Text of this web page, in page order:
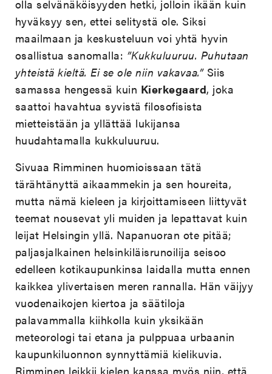
olla selvänäköisyyden hetki, jolloin ikään kuin
hyväksyy sen, ettei selitystä ole. Siksi
maailmaan ja keskusteluun voi yhtä hyvin
osallistua sanomalla: ”Kukkuluuruu. Puhutaan
yhteistä kieltä. Ei se ole niin vakavaa.”Siis
samassa hengessä kuin Kierkegaard, joka
saattoi havahtua syvistä filosofisista
mietteistään ja yllättää lukijansa
huudahtamalla kukkuluuruu.
Sivuaa Rimminen huomioissaan tätä
tärähtänyttä aikaammekin ja sen houreita,
mutta nämä kieleen ja kirjoittamiseen liittyvät
teemat nousevat yli muiden ja lepattavat kuin
leijat Helsingin yllä. Napanuoran ote pitää;
paljasjalkainen helsinkiläisrunoilija seisoo
edelleen kotikaupunkinsa laidalla mutta ennen
kaikkea ylivertaisen meren rannalla. Hän väijyy
vuodenaikojen kiertoa ja säätiloja
palavammalla kiihkolla kuin yksikään
meteorologi tai etana ja pulppuaa urbaanin
kaupunkiluonnon synnyttämiä kielikuvia.
Rimminen leikkii kielen kanssa myös niin, että